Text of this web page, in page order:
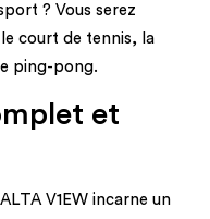
? Vous serez
court de tennis, la
ping-pong.
et
V1EW incarne un